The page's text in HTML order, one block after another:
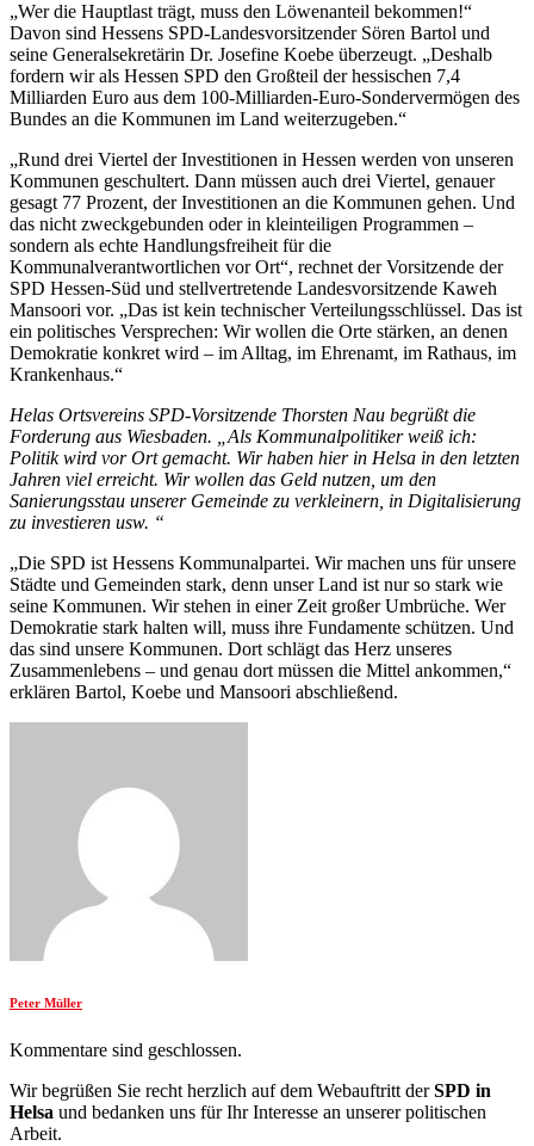
„Wer die Hauptlast trägt, muss den Löwenanteil bekommen!“
Davon sind Hessens SPD-Landesvorsitzender Sören Bartol und
seine Generalsekretärin Dr. Josefine Koebe überzeugt. „Deshalb
fordern wir als Hessen SPD den Großteil der hessischen 7,4
Milliarden Euro aus dem 100-Milliarden-Euro-Sondervermögen des
Bundes an die Kommunen im Land weiterzugeben.“
„Rund drei Viertel der Investitionen in Hessen werden von unseren
Kommunen geschultert. Dann müssen auch drei Viertel, genauer
gesagt 77 Prozent, der Investitionen an die Kommunen gehen. Und
das nicht zweckgebunden oder in kleinteiligen Programmen –
sondern als echte Handlungsfreiheit für die
Kommunalverantwortlichen vor Ort“, rechnet der Vorsitzende der
SPD Hessen-Süd und stellvertretende Landesvorsitzende Kaweh
Mansoori vor. „Das ist kein technischer Verteilungsschlüssel. Das ist
ein politisches Versprechen: Wir wollen die Orte stärken, an denen
Demokratie konkret wird – im Alltag, im Ehrenamt, im Rathaus, im
Krankenhaus.“
Helas Ortsvereins SPD-Vorsitzende Thorsten Nau begrüßt die
Forderung aus Wiesbaden. „Als Kommunalpolitiker weiß ich:
Politik wird vor Ort gemacht. Wir haben hier in Helsa in den letzten
Jahren viel erreicht. Wir wollen das Geld nutzen, um den
Sanierungsstau unserer Gemeinde zu verkleinern, in Digitalisierung
zu investieren usw. “
„Die SPD ist Hessens Kommunalpartei. Wir machen uns für unsere
Städte und Gemeinden stark, denn unser Land ist nur so stark wie
seine Kommunen. Wir stehen in einer Zeit großer Umbrüche. Wer
Demokratie stark halten will, muss ihre Fundamente schützen. Und
das sind unsere Kommunen. Dort schlägt das Herz unseres
Zusammenlebens – und genau dort müssen die Mittel ankommen,“
erklären Bartol, Koebe und Mansoori abschließend.
Peter Müller
Kommentare sind geschlossen.
Wir begrüßen Sie recht herzlich auf dem Webauftritt derSPD in
Helsa und bedanken uns für Ihr Interesse an unserer politischen
Arbeit.